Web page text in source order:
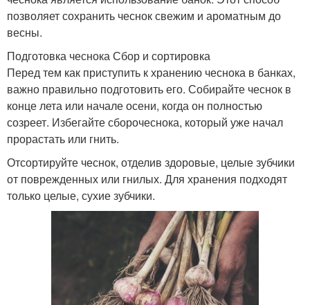
позволяет сохранить чеснок свежим и ароматным до
весны.
Подготовка чеснока Сбор и сортировка
Перед тем как приступить к хранению чеснока в банках,
важно правильно подготовить его. Собирайте чеснок в
конце лета или начале осени, когда он полностью
созреет. Избегайте сборочеснока, который уже начал
прорастать или гнить.
Отсортируйте чеснок, отделив здоровые, целые зубчики
от поврежденных или гнилых. Для хранения подходят
только целые, сухие зубчики.